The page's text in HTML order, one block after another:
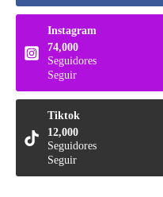
Instagram
74,000
Seguidores
Seguir
Tiktok
12,000
Seguidores
Seguir